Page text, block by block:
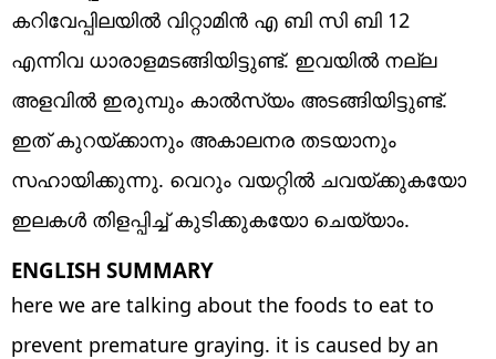
കറിവേപ്പിലയിൽ വിറ്റാമിൻ എ ബി സി ബി 12
എന്നിവ ധാരാളമടങ്ങിയിട്ടുണ്ട്. ഇവയിൽ നല്ല
അളവിൽ ഇരുമ്പും കാൽസ്യം അടങ്ങിയിട്ടുണ്ട്.
ഇത് കുറയ്ക്കാനും അകാലനര തടയാനും
സഹായിക്കുന്നു. വെറും വയറ്റിൽ ചവയ്ക്കുകയോ
ഇലകൾ തിളപ്പിച്ച് കുടിക്കുകയോ ചെയ്യാം.
ENGLISH SUMMARY
here we are talking about the foods to eat to
prevent premature graying. it is caused by an